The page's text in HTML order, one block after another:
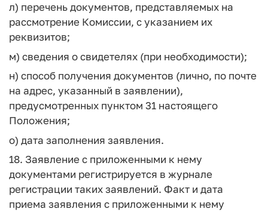
л) перечень документов, представляемых на
рассмотрение Комиссии, с указанием их
реквизитов;
м) сведения о свидетелях (при необходимости);
н) способ получения документов (лично, по почте
на адрес, указанный в заявлении),
предусмотренных пунктом 31 настоящего
Положения;
о) дата заполнения заявления.
18. Заявление с приложенными к нему
документами регистрируется в журнале
регистрации таких заявлений. Факт и дата
приема заявления с приложенными к нему